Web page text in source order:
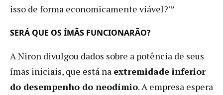
isso de forma economicamente viável?'”
SERÁ QUE OS ÍMÃS FUNCIONARÃO?
A Niron divulgou dados sobre a potência de seus
ímãs iniciais, que está na extremidade inferior
do desempenho do neodímio. A empresa espera